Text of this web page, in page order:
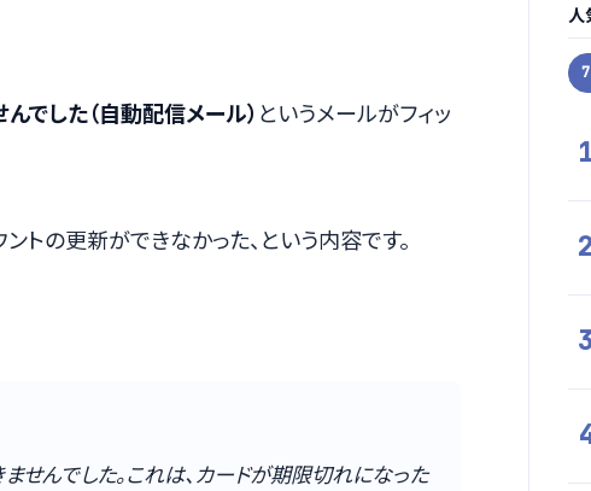
でした（自動配信メール） というメールがフィッ
の更新ができなかった、という内容です。
せんでした。これは、カードが期限切れになった
2
3